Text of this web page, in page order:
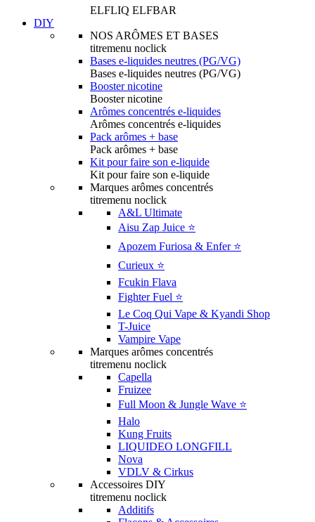
ELFLIQ ELFBAR
DIY
NOS ARÔMES ET BASES
titremenu noclick
Bases e-liquides neutres (PG/VG)
Bases e-liquides neutres (PG/VG)
Booster nicotine
Booster nicotine
Arômes concentrés e-liquides
Arômes concentrés e-liquides
Pack arômes + base
Pack arômes + base
Kit pour faire son e-liquide
Kit pour faire son e-liquide
Marques arômes concentrés
titremenu noclick
A&L Ultimate
Aisu Zap Juice ⭐️
Apozem Furiosa & Enfer ⭐️
Curieux ⭐️
Fcukin Flava
Fighter Fuel ⭐️
Le Coq Qui Vape & Kyandi Shop
T-Juice
Vampire Vape
Marques arômes concentrés
titremenu noclick
Capella
Fruizee
Full Moon & Jungle Wave ⭐️
Halo
Kung Fruits
LIQUIDEO LONGFILL
Nova
VDLV & Cirkus
Accessoires DIY
titremenu noclick
Additifs